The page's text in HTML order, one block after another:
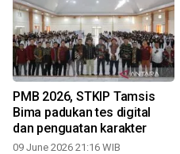
PMB 2026, STKIP Tamsis
Bima padukan tes digital
dan penguatan karakter
09 June 2026 21:16 WIB